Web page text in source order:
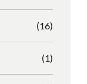
(16)
(1)